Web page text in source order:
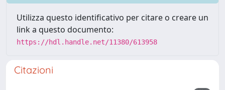
Utilizza questo identificativo per citare o creare un
link a questo documento:
https://hdl.handle.net/11380/613958
Citazioni